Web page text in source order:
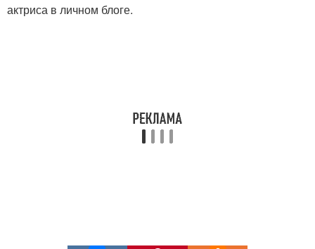
актриса в личном блоге.